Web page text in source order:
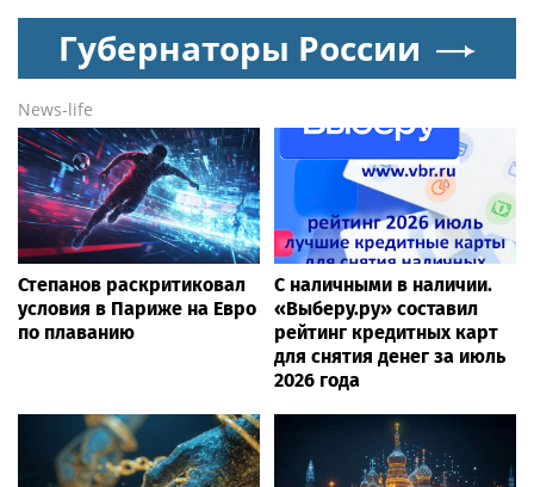
тканей
Губернаторы России
News-life
Степанов раскритиковал
условия в Париже на Евро
по плаванию
С наличными в наличии.
«Выберу.ру» составил
рейтинг кредитных карт
для снятия денег за июль
2026 года